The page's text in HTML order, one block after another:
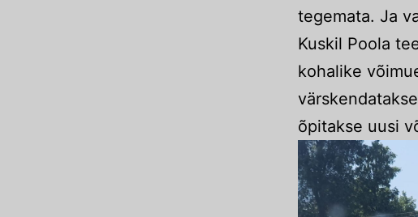
tegemata. Ja
Kuskil Poola
kohalike
õpitakse uusi